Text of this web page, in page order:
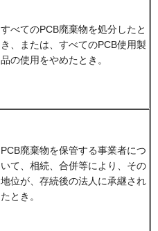
すべてのPCB廃棄物を処分したと
き、または、すべてのPCB使用製
品の使用をやめたとき。
PCB廃棄物を保管する事業者につ
いて、相続、合併等により、その
地位が、存続後の法人に承継され
たとき。